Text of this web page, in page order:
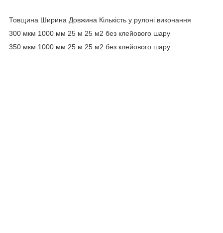
Товщина Ширина Довжина Кількість у рулоні виконання
300 мкм 1000 мм 25 м 25 м2 без клейового шару
350 мкм 1000 мм 25 м 25 м2 без клейового шару